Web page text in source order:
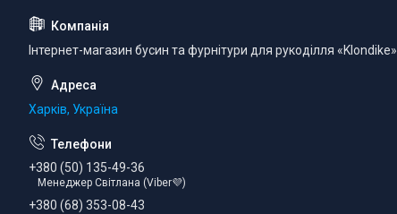
Інтернет-магазин бусин та фурнітури для рукоділля «Klondike»
Харків, Україна
+380 (50) 135-49-36
Менеджер Світлана (Viber💜)
+380 (68) 353-08-43